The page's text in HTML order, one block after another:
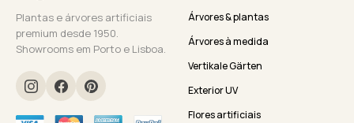
Plantas e árvores artificiais
premium desde 1950.
Showrooms em Porto e Lisboa.
Árvores & plantas
Árvores à medida
Vertikale Gärten
Exterior UV
Flores artificiais